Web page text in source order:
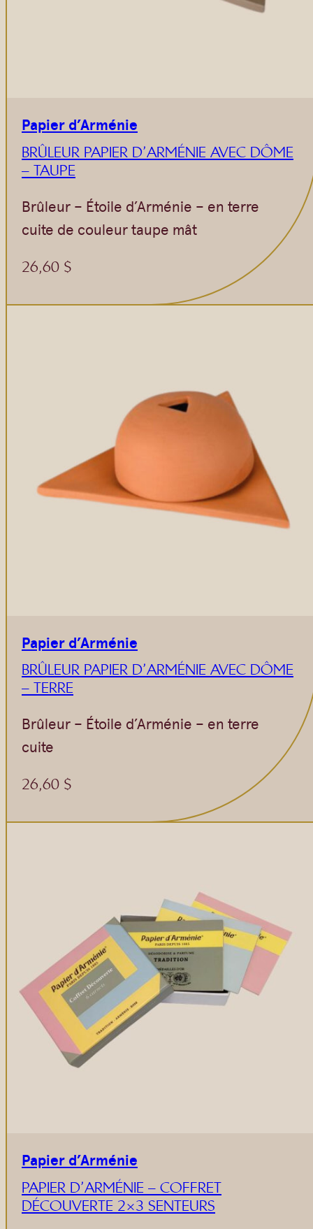
Papier d’Arménie
BRÛLEUR PAPIER D’ARMÉNIE AVEC DÔME
– TAUPE
Brûleur – Étoile d’Arménie – en terre
cuite de couleur taupe mât
26,60 $
Papier d’Arménie
BRÛLEUR PAPIER D’ARMÉNIE AVEC DÔME
– TERRE
Brûleur – Étoile d’Arménie – en terre
cuite
26,60 $
Papier d’Arménie
PAPIER D’ARMÉNIE – COFFRET
DÉCOUVERTE 2×3 SENTEURS